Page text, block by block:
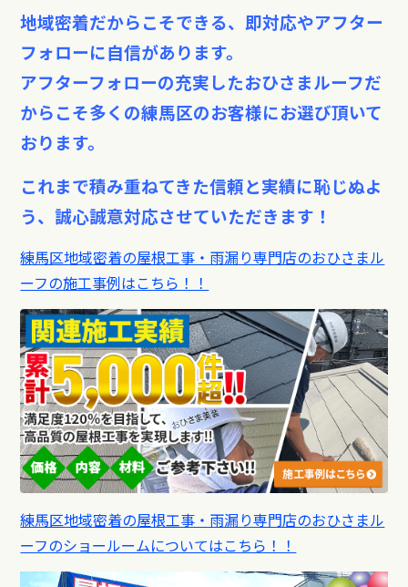
地域密着だからこそできる、即対応やアフター
フォローに自信があります。
アフターフォローの充実したおひさまルーフだ
からこそ多くの練馬区のお客様にお選び頂いて
おります。
これまで積み重ねてきた信頼と実績に恥じぬよ
う、誠心誠意対応させていただきます！
練馬区地域密着の屋根工事・雨漏り専門店のおひさまル
ーフの施工事例はこちら！！
練馬区地域密着の屋根工事・雨漏り専門店のおひさまル
ーフのショールームについてはこちら！！